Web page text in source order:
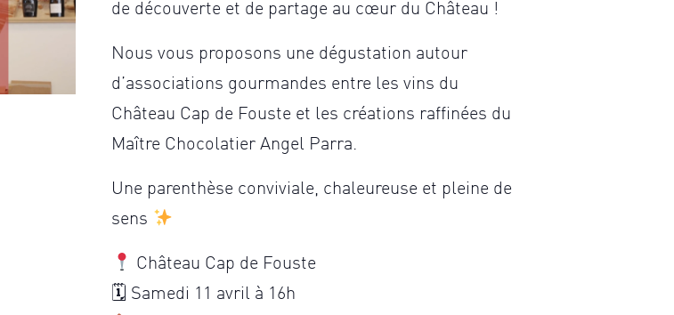
de découverte et de partage au cœur du Château !
Nous vous proposons une dégustation autour
d’associations gourmandes entre les vins du
Château Cap de Fouste et les créations raffinées du
Maître Chocolatier Angel Parra.
Une parenthèse conviviale, chaleureuse et pleine de
sens
Château Cap de Fouste
🗓 Samedi 11 avril à 16h